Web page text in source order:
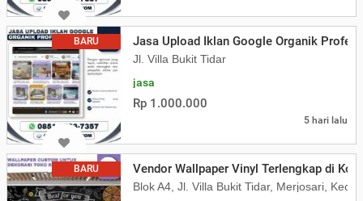
BARU Jasa Upload Iklan Google Organik
Jl. Villa Bukit Tidar
jasa
Rp 1.000.000
5 hari lalu
BARU Vendor Wallpaper Vinyl Terlengkap di
Blok A4, Jl. Villa Bukit Tidar, Merjosari, Kec.